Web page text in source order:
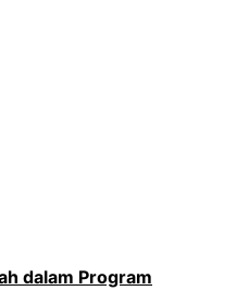
dalam Program